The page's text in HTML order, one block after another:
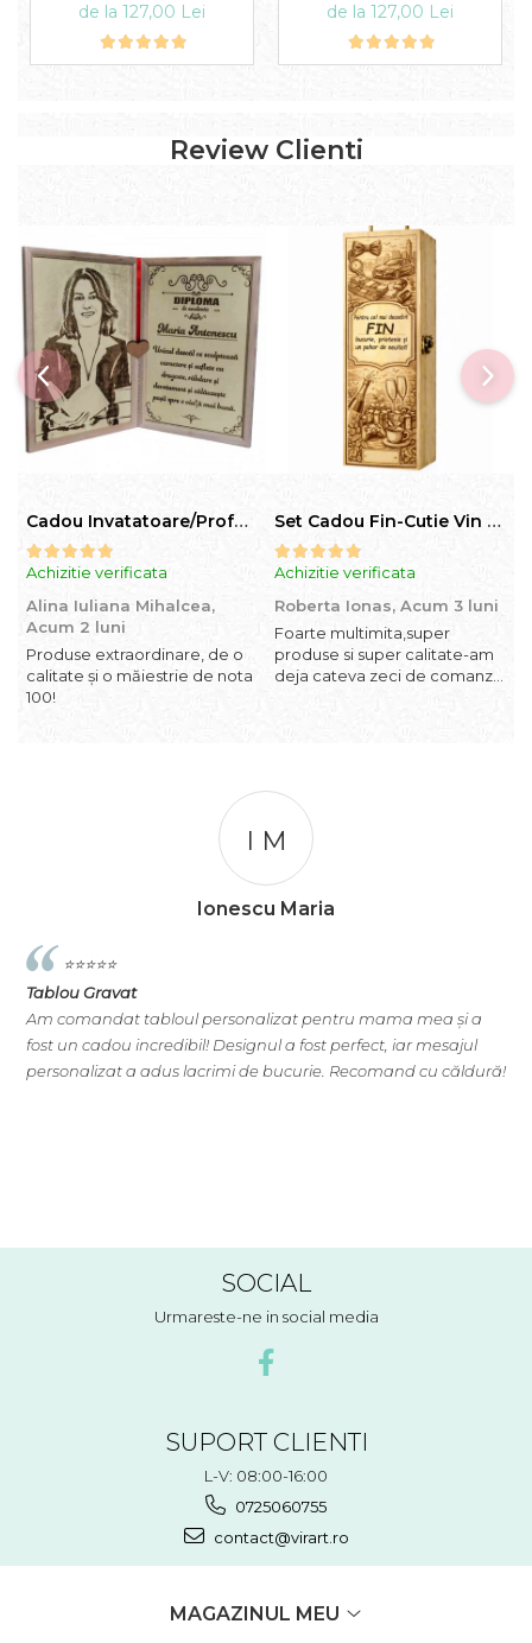
de la 127,00 Lei
de la 127,00 Lei
Review Clienti
Cadou Invatatoare/Profesoara/Educatoare "Catalogul Amintirilor"
Achizitie verificata
Alina Iuliana Mihalcea,
Acum 2 luni
Produse extraordinare, de o
calitate și o măiestrie de nota
100!
Set Cadou Fin-Cutie Vin cu Vin si Breloc Personalizate
Achizitie verificata
Roberta Ionas, Acum 3 luni
Foarte multimita,super
produse si super calitate-am
deja cateva zeci de comanzi
I M
Ionescu Maria
⭐️⭐️⭐️⭐️⭐️
Tablou Gravat
Am comandat tabloul personalizat pentru mama mea și a
fost un cadou incredibil! Designul a fost perfect, iar mesajul
personalizat a adus lacrimi de bucurie. Recomand cu căldură!
SOCIAL
Urmareste-ne in social media
SUPORT CLIENTI
L-V: 08:00-16:00
0725060755
contact@virart.ro
MAGAZINUL MEU